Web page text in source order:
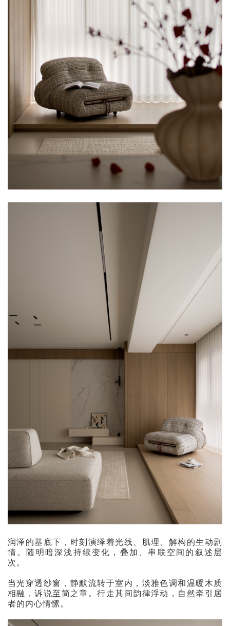
润泽的基底下，时刻演绎着光线、肌理、解构的生动剧
情。随明暗深浅持续变化，叠加、串联空间的叙述层
次。
当光穿透纱窗，静默流转于室内，淡雅色调和温暖木质
相融，诉说至简之章。行走其间韵律浮动，自然牵引居
者的内心情愫。